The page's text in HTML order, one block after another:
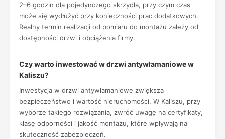
2–6 godzin dla pojedynczego skrzydła, przy czym czas
może się wydłużyć przy konieczności prac dodatkowych.
Realny termin realizacji od pomiaru do montażu zależy od
dostępności drzwi i obciążenia firmy.
Czy warto inwestować w drzwi antywłamaniowe w
Kaliszu?
Inwestycja w drzwi antywłamaniowe zwiększa
bezpieczeństwo i wartość nieruchomości. W Kaliszu, przy
wyborze takiego rozwiązania, zwróć uwagę na certyfikaty,
klasę odporności i jakość montażu, które wpływają na
skuteczność zabezpieczeń.